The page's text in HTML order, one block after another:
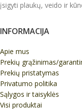
įsigyti plaukų, veido ir
INFORMACIJA
Apie mus
Prekių grąžinimas/
Prekių pristatymas
Privatumo politika
Sąlygos ir taisyklės
Visi produktai